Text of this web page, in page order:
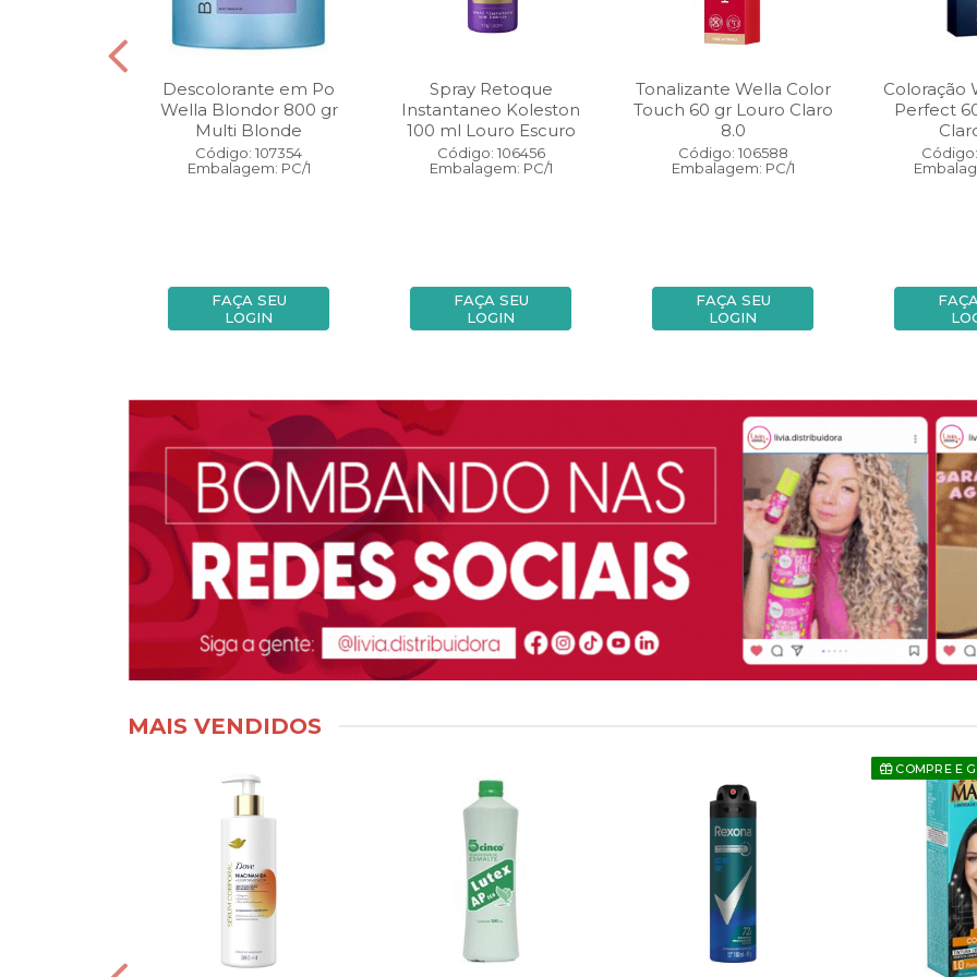
Descolorante em Po
Wella Blondor 800 gr
Multi Blonde
Código: 107354
Embalagem: PC/1
FAÇA SEU
LOGIN
Spray Retoque
Instantaneo Koleston
100 ml Louro Escuro
Código: 106456
Embalagem: PC/1
FAÇA SEU
LOGIN
Tonalizante Wella Color
Touch 60 gr Louro Claro
8.0
Código: 106588
Embalagem: PC/1
FAÇA SEU
LOGIN
Coloração
Perfect
MAIS VENDIDOS
COMPRE E